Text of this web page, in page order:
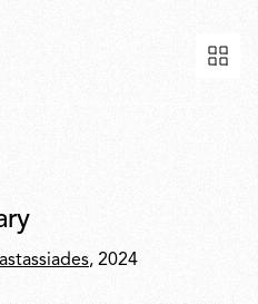
, 2024